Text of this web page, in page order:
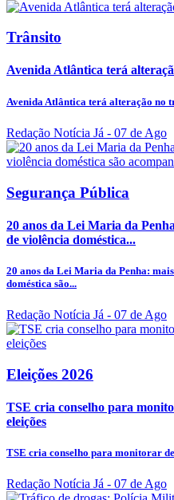
Trânsito
Avenida Atlântica terá
Avenida Atlântica terá alteração no
Redação Notícia Já - 07 de Ago
Segurança Pública
20 anos da Lei Maria da
de violência doméstica...
20 anos da Lei Maria da Penha:
doméstica são...
Redação Notícia Já - 07 de Ago
Eleições 2026
TSE cria conselho para
eleições
TSE cria conselho para monitorar
Redação Notícia Já - 07 de Ago